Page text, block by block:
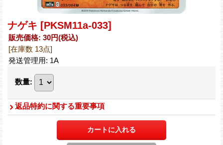
ナゲキ [PKSM11a-033]
販売価格: 30円(税込)
[在庫数 13点]
発送管理用: 1A
数量:
返品特約に関する重要事項